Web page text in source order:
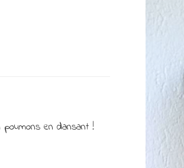
poumons en dansant !